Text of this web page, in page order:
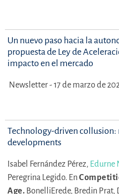
Un nuevo paso hacia la
propuesta de Ley de
impacto en el mercado
Newsletter - 17 de marzo de
Technology-driven
developments
Isabel Fernández Pérez, Edurne
Peregrina Legido. En
Age. BonelliErede, Bredin Prat,